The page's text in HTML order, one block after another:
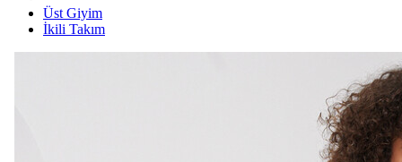
Üst Giyim
İkili Takım